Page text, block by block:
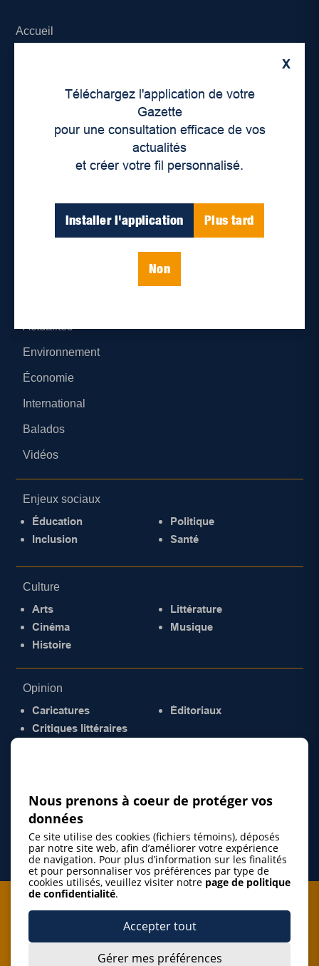
X
Téléchargez l'application de votre
Gazette
pour une consultation efficace de vos
actualités
et créer votre fil personnalisé.
Installer l'application Plus tard
Non
Accueil
Déontologie et confidentialité
Devenir partenaire
Lieux de distribution
Nous joindre
Parutions numériques
Actualités
Environnement
Économie
International
Balados
Vidéos
Enjeux sociaux
Éducation
Inclusion
Politique
Santé
Culture
Arts
Cinéma
Histoire
Littérature
Musique
Opinion
Caricatures
Critiques littéraires
Éditoriaux
Je m'abonne à l'infolettre
Nous prenons à coeur de protéger vos
données
Ce site utilise des cookies (fichiers témoins), déposés
par notre site web, afin d’améliorer votre expérience
de navigation. Pour plus d’information sur les finalités
et pour personnaliser vos préférences par type de
cookies utilisés, veuillez visiter notre page de politique
de confidentialité.
Accepter tout
Gérer mes préférences